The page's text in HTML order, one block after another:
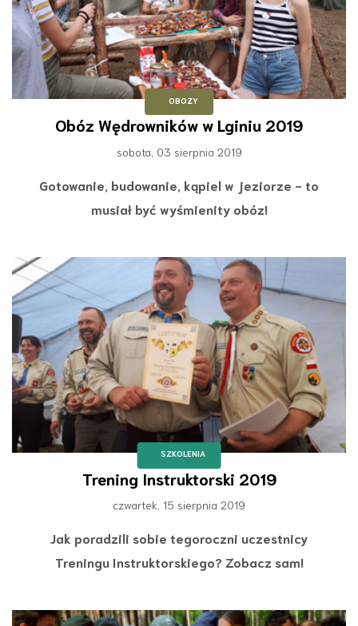
OBOZY
Obóz Wędrowników w Lginiu 2019
sobota, 03 sierpnia 2019
Gotowanie, budowanie, kąpiel w jeziorze - to
musiał być wyśmienity obóz!
SZKOLENIA
Trening Instruktorski 2019
czwartek, 15 sierpnia 2019
Jak poradzili sobie tegoroczni uczestnicy
Treningu Instruktorskiego? Zobacz sam!